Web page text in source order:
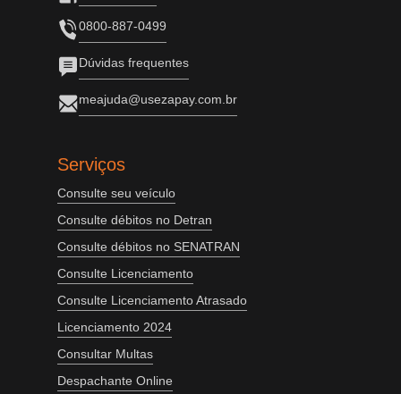
0800-887-0499
Dúvidas frequentes
meajuda@usezapay.com.br
Serviços
Consulte seu veículo
Consulte débitos no Detran
Consulte débitos no SENATRAN
Consulte Licenciamento
Consulte Licenciamento Atrasado
Licenciamento 2024
Consultar Multas
Despachante Online